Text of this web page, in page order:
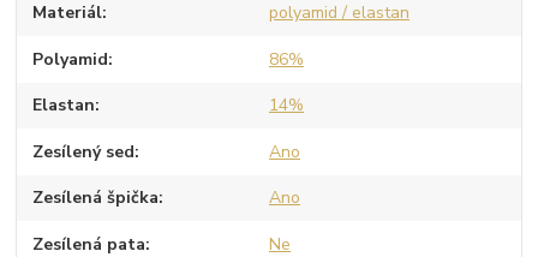
Materiál polyamid / elastan
Polyamid 86%
Elastan 14%
Zesílený sed Ano
Zesílená špička Ano
Zesílená pata Ne